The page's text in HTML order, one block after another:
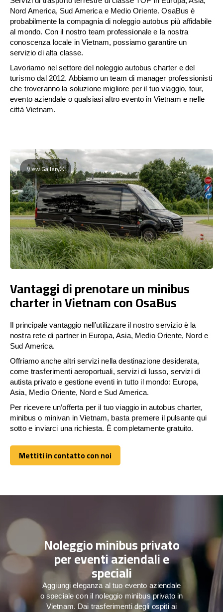
Nord America, Sud America e Medio Oriente. OsaBus è
probabilmente la compagnia di noleggio autobus più affidabile
al mondo. Con il nostro team professionale e la nostra
conoscenza locale in Vietnam, possiamo garantire un
servizio di alta classe.
Lavoriamo nel settore del noleggio autobus charter e del
turismo dal 2012. Abbiamo un team di manager professionisti
che troveranno la soluzione migliore per il tuo viaggio, tour,
evento aziendale o qualsiasi altro evento in Vietnam e nelle
città Vietnam.
View Gallery
Vantaggi di prenotare un minibus
charter in Vietnam con OsaBus
Il principale vantaggio nell’utilizzare il nostro servizio è la
nostra rete di partner in Europa, Asia, Medio Oriente, Nord e
Sud America.
Offriamo anche altri servizi nella destinazione desiderata,
come trasferimenti aeroportuali, servizi di lusso, servizi di
autista privato e gestione eventi in tutto il mondo: Europa,
Asia, Medio Oriente, Nord e Sud America.
Per ricevere un’offerta per il tuo viaggio in autobus charter,
minibus o minivan in Vietnam, basta premere il pulsante qui
sotto e inviarci una richiesta. È completamente gratuito.
Mettiti in contatto con noi
Mettiti in contatto con noi
Noleggio minibus privato
per eventi aziendali e
speciali
Aggiungi eleganza al tuo evento aziendale
o speciale con il noleggio minibus privato in
Vietnam. Dai trasferimenti degli ospiti ai